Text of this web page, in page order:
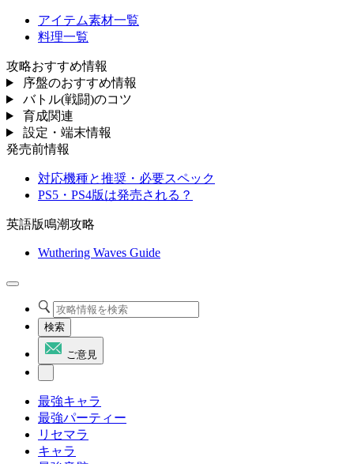
アイテム素材一覧
料理一覧
攻略おすすめ情報
序盤のおすすめ情報
バトル(戦闘)のコツ
育成関連
設定・端末情報
発売前情報
対応機種と推奨・必要スペック
PS5・PS4版は発売される？
英語版鳴潮攻略
Wuthering Waves Guide
検索
ご意見
最強キャラ
最強パーティー
リセマラ
キャラ